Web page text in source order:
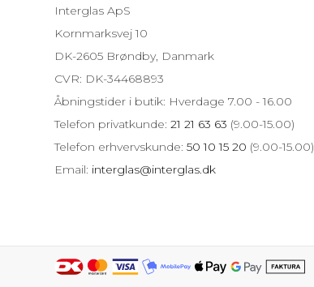
Interglas ApS
Kornmarksvej 10
DK-2605 Brøndby, Danmark
CVR: DK-34468893
Åbningstider i butik: Hverdage 7.00 - 16.00
Telefon privatkunde:21 21 63 63 (9.00-15.00)
Telefon erhvervskunde:50 10 15 20 (9.00-15.00)
Email: interglas@interglas.dk